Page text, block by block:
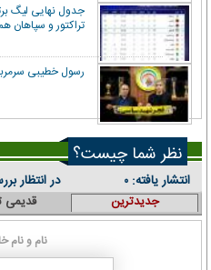
جدول نهایی لیگ
تراکتور و سپاهان
رسول خطیبی
نظر شما چیست؟
انتشار یافته: ۰ در انتظار
جدیدترین قدیمی
نام و نام